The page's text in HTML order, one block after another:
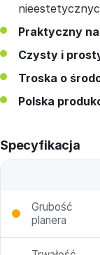
Praktyczny
Czysty i
Troska o
Polska
Specyfikacja
Grubość
planera